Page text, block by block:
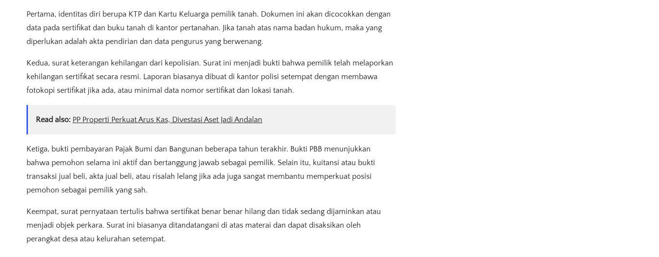
Pertama, identitas diri berupa KTP dan Kartu Keluarga pemilik tanah. Dokumen ini akan dicocokkan dengan
data pada sertifikat dan buku tanah di kantor pertanahan. Jika tanah atas nama badan hukum, maka yang
diperlukan adalah akta pendirian dan data pengurus yang berwenang.
Kedua, surat keterangan kehilangan dari kepolisian. Surat ini menjadi bukti bahwa pemilik telah melaporkan
kehilangan sertifikat secara resmi. Laporan biasanya dibuat di kantor polisi setempat dengan membawa
fotokopi sertifikat jika ada, atau minimal data nomor sertifikat dan lokasi tanah.
Read also: PP Properti Perkuat Arus Kas, Divestasi Aset Jadi Andalan
Ketiga, bukti pembayaran Pajak Bumi dan Bangunan beberapa tahun terakhir. Bukti PBB menunjukkan
bahwa pemohon selama ini aktif dan bertanggung jawab sebagai pemilik. Selain itu, kuitansi atau bukti
transaksi jual beli, akta jual beli, atau risalah lelang jika ada juga sangat membantu memperkuat posisi
pemohon sebagai pemilik yang sah.
Keempat, surat pernyataan tertulis bahwa sertifikat benar benar hilang dan tidak sedang dijaminkan atau
menjadi objek perkara. Surat ini biasanya ditandatangani di atas materai dan dapat disaksikan oleh
perangkat desa atau kelurahan setempat.